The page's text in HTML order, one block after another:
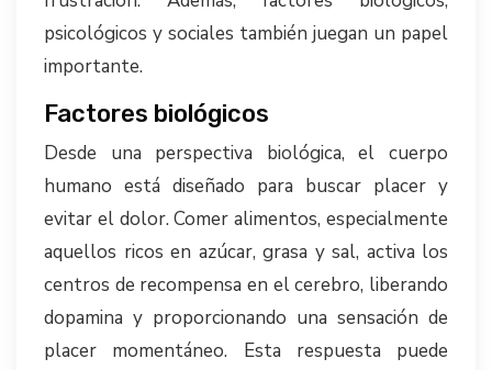
psicológicos y sociales también juegan un papel
importante.
Factores biológicos
Desde una perspectiva biológica, el cuerpo
humano está diseñado para buscar placer y
evitar el dolor. Comer alimentos, especialmente
aquellos ricos en azúcar, grasa y sal, activa los
centros de recompensa en el cerebro, liberando
dopamina y proporcionando una sensación de
placer momentáneo. Esta respuesta puede